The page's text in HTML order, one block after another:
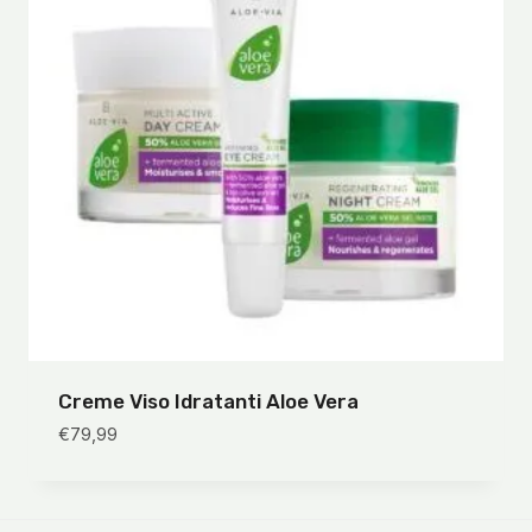
Creme Viso Idratanti Aloe Vera
€79,99